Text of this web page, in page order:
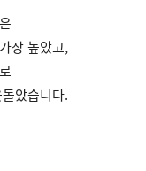
장 높았고,
았습니다.